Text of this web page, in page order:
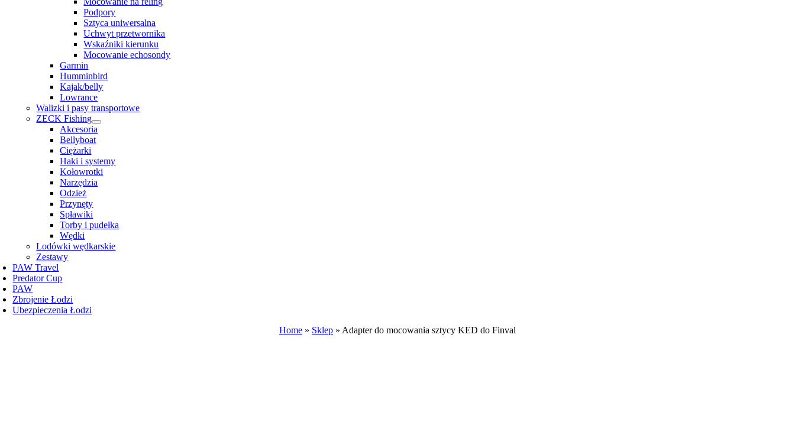
Podpory
Sztyca uniwersalna
Uchwyt przetwornika
Wskaźniki kierunku
Mocowanie echosondy
Garmin
Humminbird
Kajak/belly
Lowrance
Walizki i pasy transportowe
ZECK Fishing
Akcesoria
Bellyboat
Ciężarki
Haki i systemy
Kołowrotki
Narzędzia
Odzież
Przynęty
Spławiki
Torby i pudełka
Wędki
Lodówki wędkarskie
Zestawy
PAW Travel
Predator Cup
PAW
Zbrojenie Łodzi
Ubezpieczenia Łodzi
Home » Sklep » Adapter do mocowania sztycy KED do Finval